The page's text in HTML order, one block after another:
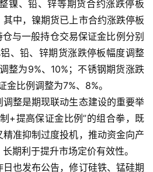
镍、铅、锌等期货合约涨跌停板
中，镍期货已上市合约涨跌停板
与一般持仓交易保证金比例分别
、铅、锌期货涨跌停板幅度调整
整为9%、10%；不锈钢期货涨跌
比例调整为7%、8%。
整是期现联动生态建设的重要举
+提高保证金比例”的组合拳，既
准抑制过度投机，推动资金向产
期利于提升市场定价有效性。
也发布公告，修订硅铁、锰硅期